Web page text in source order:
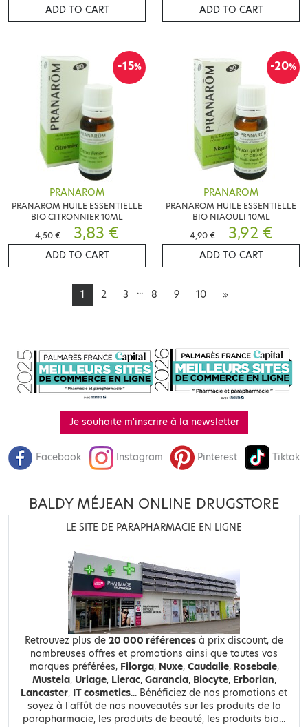
ADD TO CART ADD TO CART
-15%
PRANAROM
PRANAROM HUILE ESSENTIELLE
BIO CITRONNIER 10ML
4,50 €
3,83 €
ADD TO CART
-20%
PRANAROM
PRANAROM HUILE ESSENTIELLE
BIO NIAOULI 10ML
4,90 €
3,92 €
ADD TO CART
1 2 3 ... 8 9 10 »
Je souhaite m'inscrire à la newsletter
Facebook Instagram Pinterest Tiktok
BALDY MÉJEAN ONLINE DRUGSTORE
LE SITE DE PARAPHARMACIE EN LIGNE
Retrouvez plus de 20 000 références à prix discount, de
nombreuses offres et promotions ainsi que toutes vos
marques préférées, Filorga, Nuxe, Caudalie, Rosebaie,
Mustela, Uriage, Lierac, Garancia, Biocyte, Erborian,
Lancaster, IT cosmetics... Bénéficiez de nos promotions et
soyez à l'affût de nos nouveautés sur les produits de la
parapharmacie, les produits de beauté, les produits bio...